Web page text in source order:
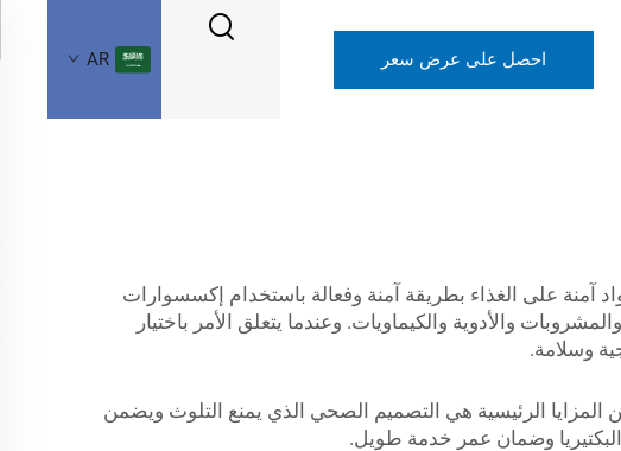
احصل على عرض سعر AR
آمنة على الغذاء بطريقة آمنة وفعالة باستخدام إكسسوارات
والأدوية والكيماويات. وعندما يتعلق الأمر باختيار
وسلامة.
المزايا الرئيسية هي التصميم الصحي الذي يمنع التلوث ويضمن
وضمان عمر خدمة طويل.